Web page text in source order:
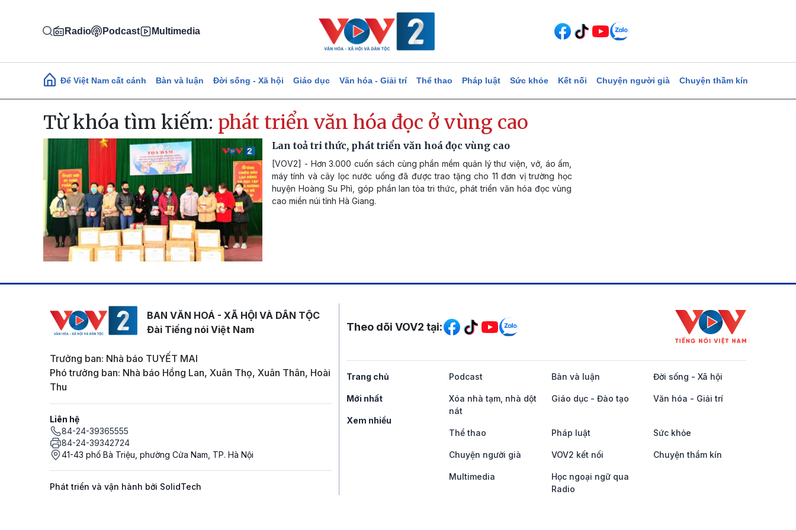
Radio Podcast Multimedia
Main navigation
Để Việt Nam cất cánh Bàn và luận Đời sống - Xã hội Giáo dục Văn hóa - Giải trí Thể thao Pháp luật Sức khỏe Kết nối Chuyện người già Chuyện thầm kín
Từ khóa tìm kiếm: phát triển văn hóa đọc ở vùng cao
Lan toả tri thức, phát triển văn hoá đọc vùng cao
[VOV2] - Hơn 3.000 cuốn sách cùng phần mềm quản lý thư viện, vở, áo ấm,
máy tính và cây lọc nước uống đã được trao tặng cho 11 đơn vị trường học
huyện Hoàng Su Phì, góp phần lan tỏa tri thức, phát triển văn hóa đọc vùng
cao miền núi tỉnh Hà Giang.
BAN VĂN HOÁ - XÃ HỘI VÀ DÂN TỘC
Đài Tiếng nói Việt Nam
Trưởng ban: Nhà báo TUYẾT MAI
Phó trưởng ban: Nhà báo Hồng Lan, Xuân Thọ, Xuân Thân, Hoài
Thu
Liên hệ
84-24-39365555
84-24-39342724
41-43 phố Bà Triệu, phường Cửa Nam, TP. Hà Nội
Phát triển và vận hành bởi SolidTech
Mạng xã hội
Theo dõi VOV2 tại:
Trang chủ
Mới nhất
Xem nhiều
Podcast Bàn và luận Đời sống - Xã hội
Xóa nhà tạm, nhà dột
nát
Giáo dục - Đào tạo Văn hóa - Giải trí
Thể thao Pháp luật Sức khỏe
Chuyện người già VOV2 kết nối Chuyện thầm kín
Multimedia
Học ngoại ngữ qua
Radio